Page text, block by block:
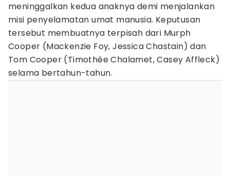
meninggalkan kedua anaknya demi menjalankan
misi penyelamatan umat manusia. Keputusan
tersebut membuatnya terpisah dari Murph
Cooper (Mackenzie Foy, Jessica Chastain) dan
Tom Cooper (Timothée Chalamet, Casey Affleck)
selama bertahun-tahun.